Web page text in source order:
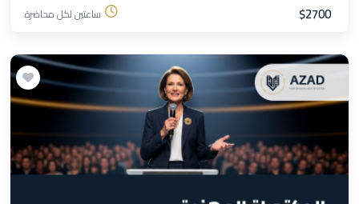
$2700 ساعتين لكل محاضرة